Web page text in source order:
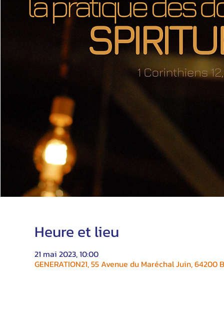
Heure et lieu
21 mai 2023, 10:00
GENERATION21, 55 Avenue du Maréchal Juin, 64200